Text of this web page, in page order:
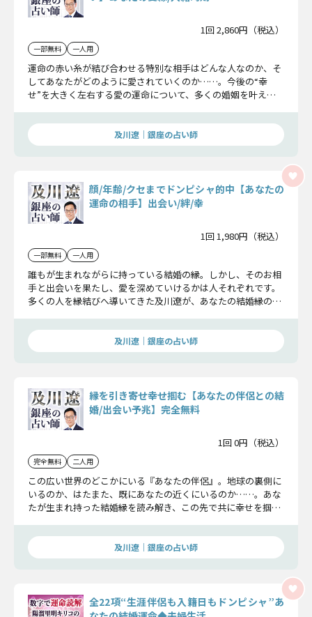
1回 2,860円（税込）
一部無料 一人用
運命の赤い糸が結び合わせる特別な相手はどんな人なのか、そ
してあなたがどのように愛されていくのか……。今後の“幸
せ”を大きく左右する愛の運命について、多くの婚姻を叶えて
及川遼｜銀座の占い師
顔/年齢/クセまでドンピシャ的中【あなたの
運命の相手】出会い/絆/幸
1回 1,980円（税込）
一部無料 一人用
誰もが生まれながらに持っている結婚の縁。しかし、そのお相
手と出会いを果たし、愛を深めていけるかは人それぞれです。
多くの人を縁結びへ導いてきた及川遼が、あなたの結婚縁の先
及川遼｜銀座の占い師
縁を引き寄せ幸せ掴む【あなたの伴侶との結
婚/出会い予兆】完全無料
1回 0円（税込）
完全無料 二人用
この広い世界のどこかにいる『あなたの伴侶』。地球の裏側に
いるのか、はたまた、既にあなたの近くにいるのか……。あな
たが生まれ持った結婚縁を読み解き、この先で共に幸せを掴む
及川遼｜銀座の占い師
全22項“生涯伴侶も入籍日もドンピシャ”あ